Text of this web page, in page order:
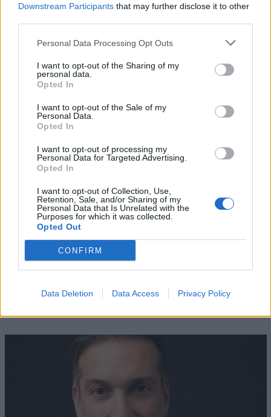
Downstream Participants that may further disclose it to other
Personal Data Processing Opt Outs
I want to opt-out of the Sharing of my
personal data.
Opted In
I want to opt-out of the Sale of my
Personal Data.
Opted In
I want to opt-out of processing my
Personal Data for Targeted Advertising.
Opted In
I want to opt-out of Collection, Use,
Retention, Sale, and/or Sharing of my
Personal Data that Is Unrelated with the
Purposes for which it was collected.
Opted Out
CONFIRM
Data Deletion Data Access Privacy Policy
Altri articoli che potrebbero piacerti
AZIENDE E MERCATI
Davide Sechi 31/07/2026
Lenush Saf costruisce un ecosistema tra creatività,